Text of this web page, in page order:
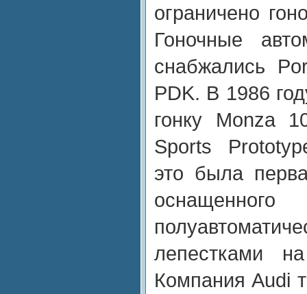
ограничено
Гоночные
снабжались
PDK. В 1986
гонку Monza
Sports
это была
лепестками
Компания Audi